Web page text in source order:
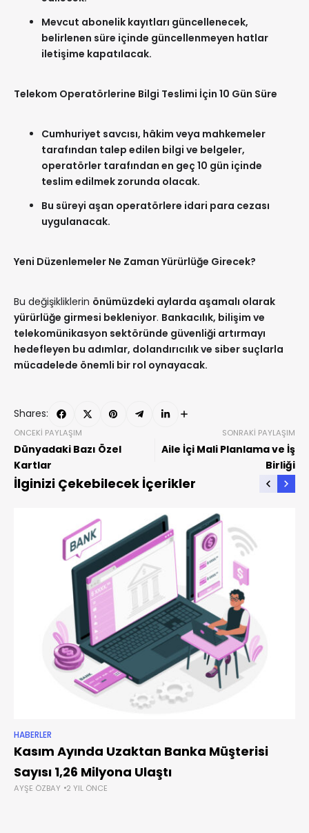
Mevcut abonelik kayıtları güncellenecek,
belirlenen süre içinde güncellenmeyen hatlar
iletişime kapatılacak.
Telekom Operatörlerine Bilgi Teslimi İçin 10 Gün Süre
Cumhuriyet savcısı, hâkim veya mahkemeler
tarafından talep edilen bilgi ve belgeler,
operatörler tarafından en geç 10 gün içinde
teslim edilmek zorunda olacak.
Bu süreyi aşan operatörlere idari para cezası
uygulanacak.
Yeni Düzenlemeler Ne Zaman Yürürlüğe Girecek?
Bu değişikliklerin önümüzdeki aylarda aşamalı olarak
yürürlüğe girmesi bekleniyor. Bankacılık, bilişim ve
telekomünikasyon sektöründe güvenliği artırmayı
hedefleyen bu adımlar, dolandırıcılık ve siber suçlarla
mücadelede önemli bir rol oynayacak.
Shares:
ÖNCEKI PAYLAŞIM
Dünyadaki Bazı Özel
Kartlar
SONRAKI PAYLAŞIM
Aile İçi Mali Planlama ve İş
Birliği
İlginizi Çekebilecek İçerikler
HABERLER
Kasım Ayında Uzaktan Banka Müşterisi
Sayısı 1,26 Milyona Ulaştı
AYŞE ÖZBAY 2 YIL ÖNCE